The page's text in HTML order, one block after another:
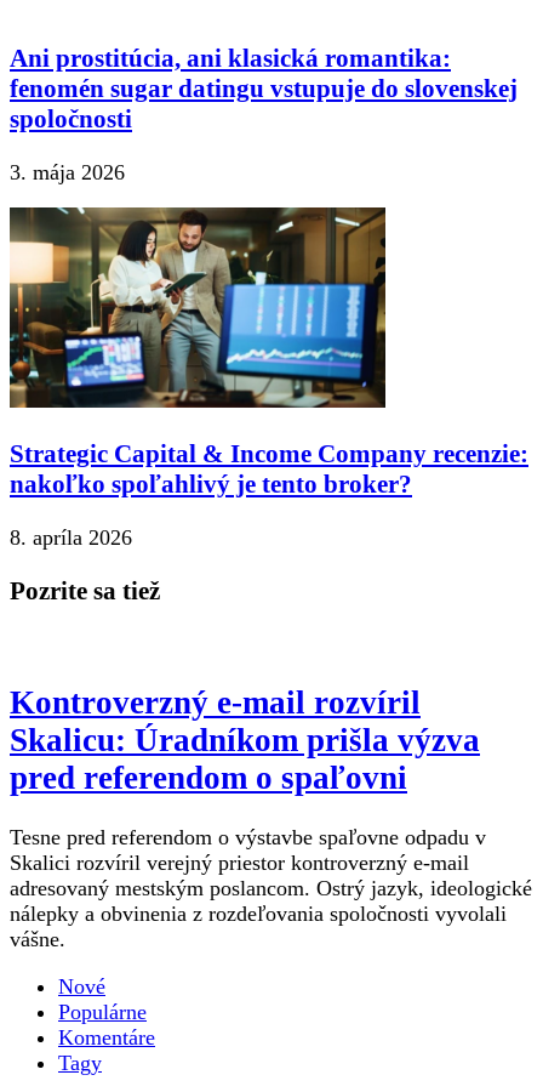
Ani prostitúcia, ani klasická romantika:
fenomén sugar datingu vstupuje do slovenskej
spoločnosti
3. mája 2026
Strategic Capital & Income Company recenzie:
nakoľko spoľahlivý je tento broker?
8. apríla 2026
Pozrite sa tiež
Kontroverzný e-mail rozvíril
Skalicu: Úradníkom prišla výzva
pred referendom o spaľovni
Tesne pred referendom o výstavbe spaľovne odpadu v
Skalici rozvíril verejný priestor kontroverzný e-mail
adresovaný mestským poslancom. Ostrý jazyk, ideologické
nálepky a obvinenia z rozdeľovania spoločnosti vyvolali
vášne.
Nové
Populárne
Komentáre
Tagy